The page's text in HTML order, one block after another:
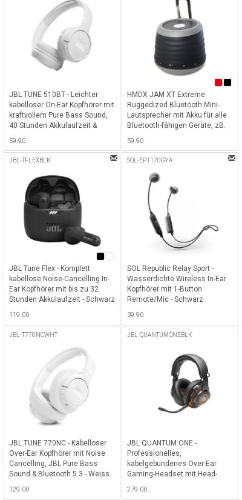
JBL TUNE 510BT - Leichter
kabelloser On-Ear Kopfhörer mit
kraftvollem Pure Bass Sound,
40 Stunden Akkulaufzeit &
59.90
HMDX JAM XT Extreme
Ruggedized Bluetooth Mini-
Lautsprecher mit Akku für alle
Bluetooth-fähigen Geräte, zB.
59.90
JBL-TFLEXBLK
JBL Tune Flex - Komplett
kabellose Noise-Cancelling In-
Ear Kopfhörer mit bis zu 32
Stunden Akkulaufzeit - Schwarz
119.00
SOL-EP1170GYA
SOL Republic Relay Sport -
Wasserdichte Wireless In-Ear
Kopfhörer mit 1-Button
Remote/Mic - Schwarz
39.90
JBL-T770NCWHT
JBL TUNE 770NC - Kabelloser
Over-Ear Kopfhörer mit Noise
Cancelling, JBL Pure Bass
Sound & Bluetooth 5.3 - Weiss
129.00
JBL-QUANTUMONEBLK
JBL QUANTUM ONE -
Professionelles,
kabelgebundenes Over-Ear
Gaming-Headset mit Head-
279.00